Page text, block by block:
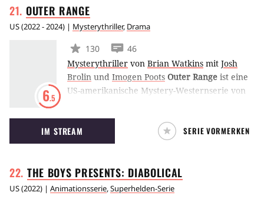
Lebens-Narben und das wahre Selbst hinter
ihrer Fassade. (ES)
OUTER RANGE
US(2022 - 2024) | Mysterythriller, Drama
6.5
130
46
Mysterythriller von Brian Watkins mit Josh
Brolin und Imogen Poots Outer Range ist eine
US-amerikanische Mystery-Westernserie von
den Rancher Royal Abbott, der ein
unergründliches Mysterium auf seinem Land
entdeckt und nun um seine Familie und seine
IM STREAM SERIE VORMERKEN
THE BOYS PRESENTS: DIABOLICAL
US(2022) | Animationsserie,Superhelden-Serie